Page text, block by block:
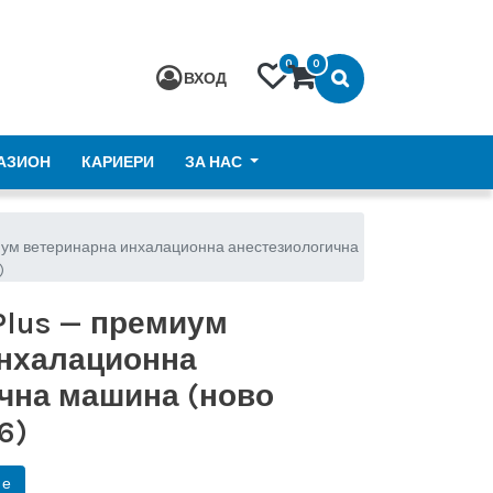
ВХОД
0 0
КАРИЕРИ ЗА НАС
ветеринарна инхалационна анестезиологична
— премиум
машина (ново